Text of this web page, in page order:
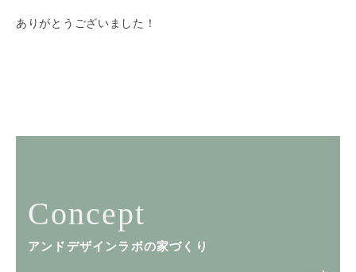
ありがとうございました！
Concept
アンドデザインラボの家づくり